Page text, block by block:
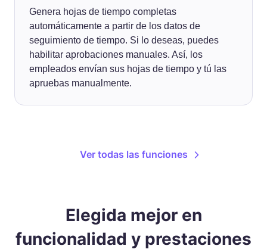
Genera hojas de tiempo completas
automáticamente a partir de los datos de
seguimiento de tiempo. Si lo deseas, puedes
habilitar aprobaciones manuales. Así, los
empleados envían sus hojas de tiempo y tú las
apruebas manualmente.
Ver todas las funciones
Elegida mejor en
funcionalidad y prestaciones